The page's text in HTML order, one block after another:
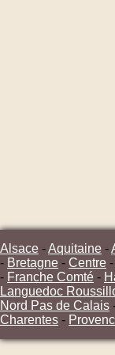
Alsace -Aquitaine -
- Bretagne - Centre -
- Franche Comté -
Languedoc
Nord Pas de Calais
Charentes -